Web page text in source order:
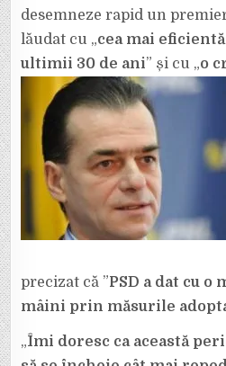
desemneze rapid un
lăudat cu „cea mai
ultimii 30 de ani” și cu „o
precizat că ”PSD a dat cu o
mâini prin măsurile
„Îmi doresc ca această